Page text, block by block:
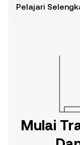
di aplikasi seluler
Pelajari
Mulai